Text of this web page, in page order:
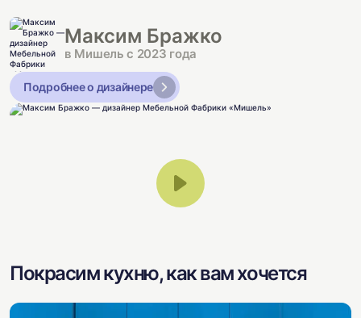
Максим Бражко
в Мишель с 2023 года
Подробнее о дизайнере
Покрасим кухню, как вам хочется